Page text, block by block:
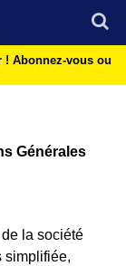
! Abonnez-vous ou
Générales
la société
simplifiée,